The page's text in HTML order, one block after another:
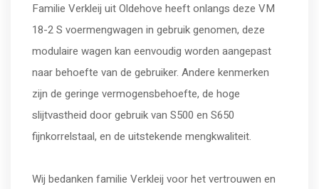
Familie Verkleij uit Oldehove heeft onlangs deze VM
18-2 S voermengwagen in gebruik genomen, deze
modulaire wagen kan eenvoudig worden aangepast
naar behoefte van de gebruiker. Andere kenmerken
zijn de geringe vermogensbehoefte, de hoge
slijtvastheid door gebruik van S500 en S650
fijnkorrelstaal, en de uitstekende mengkwaliteit.
Wij bedanken familie Verkleij voor het vertrouwen en